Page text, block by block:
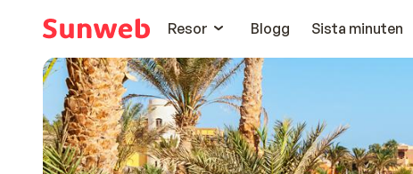
Resor
Blogg Sista minuten